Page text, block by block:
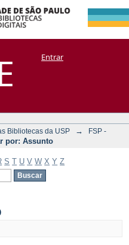
por:
+ CoriscoEntrar
Bibliotecas da USP →
FSP -
por: Assunto
S T U V W X Y Z